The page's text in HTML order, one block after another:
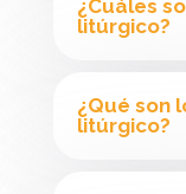
¿Cuáles
litúrgico?
¿Qué son
litúrgico?